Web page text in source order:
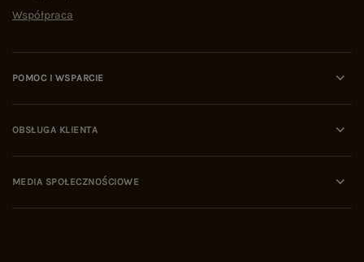
Współpraca
POMOC I WSPARCIE
OBSŁUGA KLIENTA
MEDIA SPOŁECZNOŚCIOWE